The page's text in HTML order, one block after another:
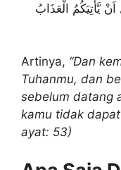
يَّأْتِيَكُمُ الْعَذَابُ
Artinya, “Dan
Tuhanmu, dan
sebelum datang
kamu tidak
ayat: 53)